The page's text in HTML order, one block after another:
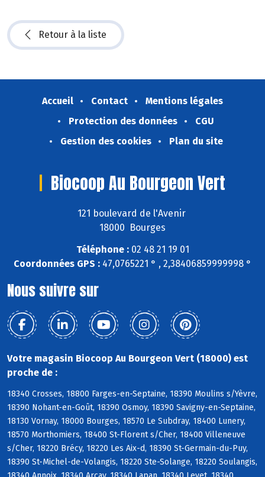
Retour à la liste
Accueil Contact
Mentions légales
Protection des données
CGU
Gestion des cookies
Plan du site
Biocoop Au Bourgeon Vert
121 boulevard de l'Avenir
18000 Bourges
Téléphone :02 48 21 19 01
Coordonnées GPS : 47,0765221 ° , 2,38406859999998 °
Nous suivre sur
Votre magasin Biocoop Au Bourgeon Vert (18000) est
proche de :
18340 Crosses, 18800 Farges-en-Septaine, 18390 Moulins s/Yèvre,
18390 Nohant-en-Goût, 18390 Osmoy, 18390 Savigny-en-Septaine,
18130 Vornay, 18000 Bourges, 18570 Le Subdray, 18400 Lunery,
18570 Morthomiers, 18400 St-Florent s/Cher, 18400 Villeneuve
s/Cher, 18220 Brécy, 18220 Les Aix-d, 18390 St-Germain-du-Puy,
18390 St-Michel-de-Volangis, 18220 Ste-Solange, 18220 Soulangis,